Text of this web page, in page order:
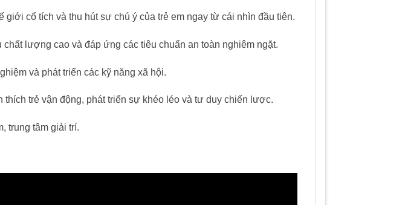
cổ tích và thu hút sự chú ý của trẻ em ngay từ cái nhìn đầu tiên.
lượng cao và đáp ứng các tiêu chuẩn an toàn nghiêm ngặt.
và phát triển các kỹ năng xã hội.
trẻ vận động, phát triển sự khéo léo và tư duy chiến lược.
trung tâm giải trí.